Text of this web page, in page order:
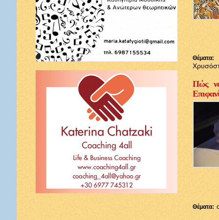
Θέματα:
Πώς να
Θέματα: